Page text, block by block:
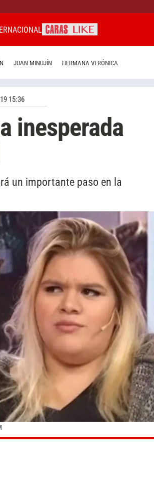
JUAN MINUJÍN HERMANA VERÓNICA
15:36
inesperada
un importante paso en la